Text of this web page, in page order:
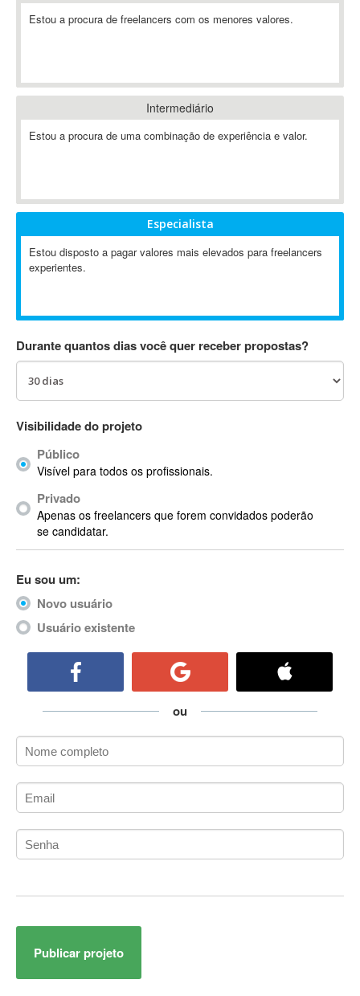
A2Billing
ABAP
ABBYY FineReader
Ableton Live
Abstract
Abstract Window Toolkit (AWT)
AC Drives
ACARS
AccountMate
Acrobat
Acrobat X
Acronis
ACT
ActionScript
ActionScript 3
Active Directory
ActiveX Data Objects (ADO)
ADK
Administração Acadêmica
Administração de Artistas e Repertórios
Administração de Banco de Dados
Administração de Redes
Administrador de Sistemas
Adobe After Effects
Adobe AIR
Estou a procura de freelancers com os menores valores.
Intermediário
Estou a procura de uma combinação de experiência e valor.
Especialista
Estou disposto a pagar valores mais elevados para freelancers
experientes.
Durante quantos dias você quer receber propostas?
Visibilidade do projeto
Público
Visível para todos os profissionais.
Privado
Apenas os freelancers que forem convidados poderão
se candidatar.
Eu sou um:
Novo usuário
Usuário existente
ou
Publicar projeto